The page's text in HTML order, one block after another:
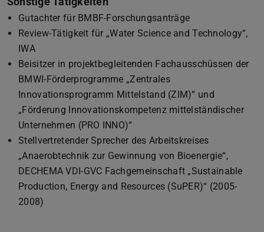
Gutachter für BMBF-Forschungsanträge
Review-Tätigkeit für „Water Science and Technology“,
IWA
Beisitzer in projektbegleitenden Fachausschüssen der
BMWI-Förderprogramme „Zentrales
Innovationsprogramm Mittelstand (ZIM)“ und
„Förderung Innovationskompetenz mittelständischer
Unternehmen (PRO INNO)“
Stellvertretender Sprecher des Arbeitskreises
„Anaerobtechnik zur Gewinnung von Bioenergie“,
DECHEMA VDI-GVC Fachgemeinschaft „Sustainable
Production, Energy and Resources (SuPER)“ (2005-
2008)